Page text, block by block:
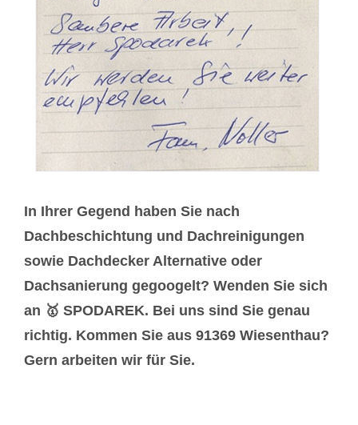
In Ihrer Gegend haben Sie nach
Dachbeschichtung und Dachreinigungen
sowie Dachdecker Alternative oder
Dachsanierung gegoogelt? Wenden Sie sich
an 🥇 SPODAREK. Bei uns sind Sie genau
richtig. Kommen Sie aus 91369 Wiesenthau?
Gern arbeiten wir für Sie.